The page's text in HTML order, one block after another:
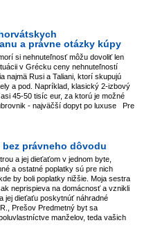
a právne otázky kúpy
si nehnuteľnosť môžu dovoliť len
v Grécku ceny nehnuteľností
najmä Rusi a Taliani, ktorí skupujú
a pod. Napríklad, klasický 2-izbový
45-50 tisíc eur, za ktorú je možné
- najväčší dopyt po luxuse Pre
právneho dôvodu
a jej dieťaťom v jednom byte,
a ostatné poplatky sú pre nich
by boli poplatky nižšie. Moja sestra
neprispieva na domácnosť a vznikli
jej dieťaťu poskytnúť náhradné
Prešov Predmetný byt sa
manželov, teda vašich